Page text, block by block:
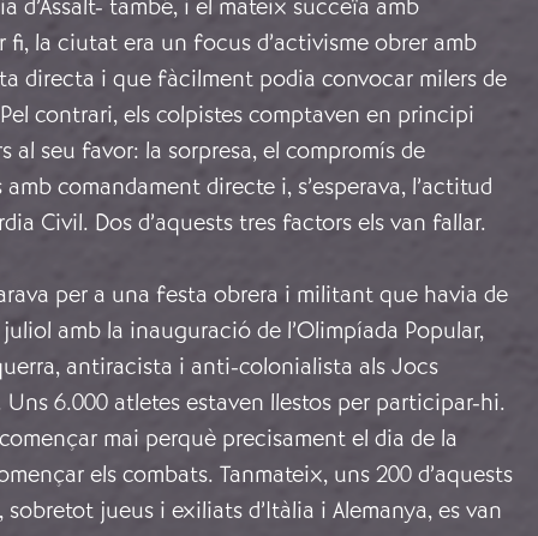
d’Assalt- també, i el mateix succeïa amb
fi, la ciutat era un focus d’activisme obrer amb
directa i que fàcilment podia convocar milers de
contrari, els colpistes comptaven en principi
al seu favor: la sorpresa, el compromís de
comandament directe i, s’esperava, l’actitud
Civil. Dos d’aquests tres factors els van fallar.
per a una festa obrera i militant que havia de
amb la inauguració de l’Olimpíada Popular,
antiracista i anti-colonialista als Jocs
6.000 atletes estaven llestos per participar-hi.
mai perquè precisament el dia de la
els combats. Tanmateix, uns 200 d’aquests
sobretot jueus i exiliats d’Itàlia i Alemanya, es van